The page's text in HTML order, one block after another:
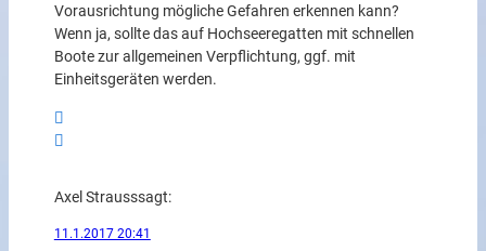
Vorausrichtung mögliche Gefahren erkennen kann?
Wenn ja, sollte das auf Hochseeregatten mit schnellen
Boote zur allgemeinen Verpflichtung, ggf. mit
Einheitsgeräten werden.
Axel Strausssagt:
11.1.2017 20:41